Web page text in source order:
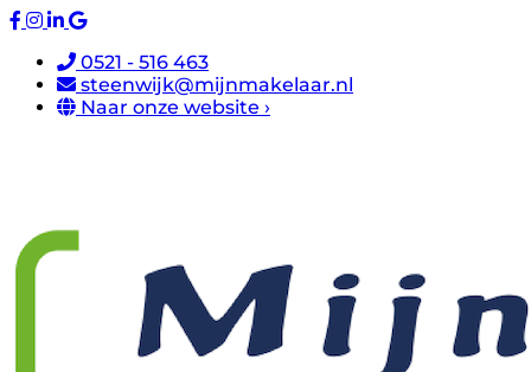
0521 - 516 463
steenwijk@mijnmakelaar.nl
Naar onze website ›